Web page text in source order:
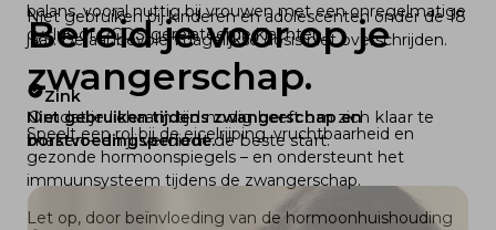
balans, vooral nuttig bij vrouwen met een onregelmatige
cyclus of PCOS-gerelateerde klachten.
Zink
Speelt een rol bij de eicelrijping, vruchtbaarheid en
gezonde hormoonspiegels – en ondersteunt het
immuunsysteem tijdens de zwangerschap.
Niet gebruiken bij kinderen en adolescenten onder de 18
jaar. De aanbevolen dagelijkse dosis niet overschrijden.
Niet gebruiken tijdens zwangerschap en
borstvoedingsperiode.
Let op, door beïnvloeding van de hormoonhuishouding
Bereid je voor op je
zwangerschap.
Omdat je lichaam tijd nodig heeft om zich klaar te
maken – en jij verdient de beste start.